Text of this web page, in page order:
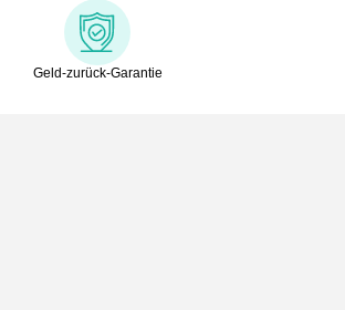
Geld-zurück-Garantie